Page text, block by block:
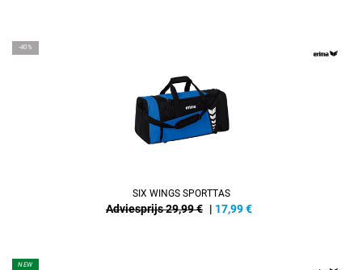
-40%
SIX WINGS SPORTTAS
Adviesprijs 29,99 € | 17,99€
NEW